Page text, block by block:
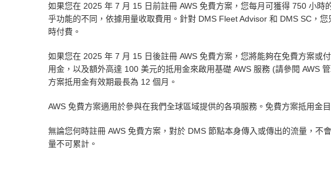
如果您在 2025 年 7 月 15 日前註冊 AWS 免費方案，您每月可獲得 750 小
乎功能的不同，依據用量收取費用。針對 DMS Fleet Advisor 和 DMS SC，
時付費。
如果您在 2025 年 7 月 15 日後註冊 AWS 免費方案，您將能夠在免費方案
用金，以及額外高達 100 美元的抵用金來啟用基礎 AWS 服務 (請參閱 AWS
方案抵用金有效期最長為 12 個月。
AWS 免費方案適用於參與在我們全球區域提供的各項服務。免費方案抵用金
無論您何時註冊 AWS 免費方案，對於 DMS 節點本身傳入或傳出的流量，
量不可累計。